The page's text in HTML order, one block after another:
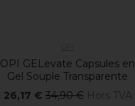
OPI GELevate Capsules en
Gel Souple Transparente
26,17 € 34,90 € Hors TVA